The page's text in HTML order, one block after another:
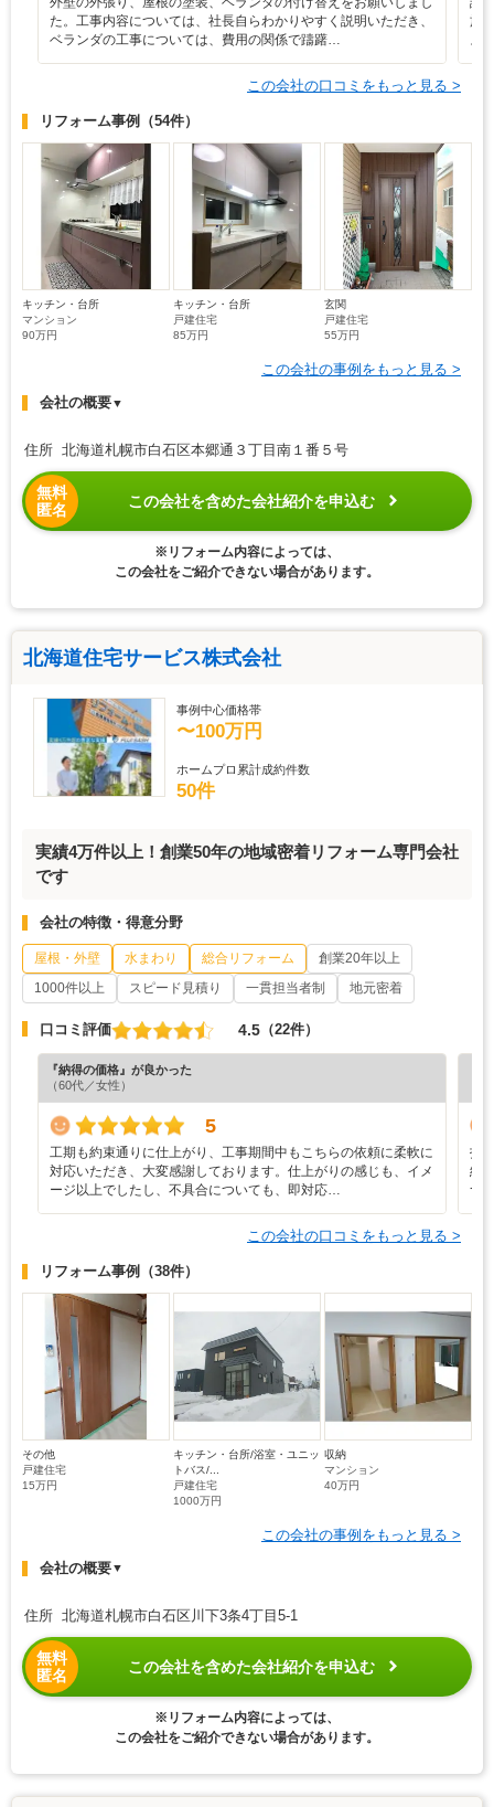
た。工事内容については、社長自らわかりやすく説明いただき、
ベランダの工事については、費用の関係で躊躇…
施
よ
この会社の口コミをもっと見る >
リフォーム事例 （54件）
キッチン・台所
マンション
90万円
キッチン・台所
戸建住宅
85万円
玄関
戸建住宅
55万円
この会社の事例をもっと見る >
会社の概要▼
住所 北海道札幌市白石区本郷通３丁目南１番５号
無料
匿名
この会社を含めた会社紹介を申込む
※リフォーム内容によっては、
この会社をご紹介できない場合があります。
北海道住宅サービス株式会社
事例中心価格帯
〜100万円
ホームプロ累計成約件数
50件
実績4万件以上！創業50年の地域密着リフォーム専門会社
です
会社の特徴・得意分野
屋根・外壁 水まわり 総合リフォーム
創業20年以上
1000件以上
スピード見積り 一貫担当者制 地元密着
口コミ評価 4.5 （22件）
『納得の価格』が良かった
（60代／女性）
5
工期も約束通りに仕上がり、工事期間中もこちらの依頼に柔軟に
対応いただき、大変感謝しております。仕上がりの感じも、イメ
ージ以上でしたし、不具合についても、即対応…
打
絡
つ
この会社の口コミをもっと見る >
リフォーム事例 （38件）
その他
戸建住宅
15万円
キッチン・台所/浴室・ユニッ
トバス/...
戸建住宅
1000万円
収納
マンション
40万円
この会社の事例をもっと見る >
会社の概要▼
住所 北海道札幌市白石区川下3条4丁目5-1
無料
匿名
この会社を含めた会社紹介を申込む
※リフォーム内容によっては、
この会社をご紹介できない場合があります。